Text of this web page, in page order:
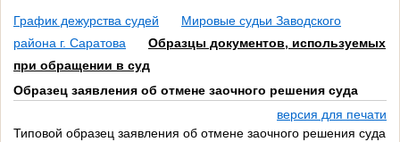
График дежурства судей
Мировые судьи Заводского
района г. Саратова
Образцы документов, используемых
при обращении в суд
Образец заявления об отмене заочного решения суда
версия для печати
Типовой образец заявления об отмене заочного решения суда